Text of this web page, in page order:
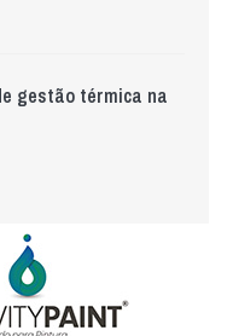
gestão térmica na